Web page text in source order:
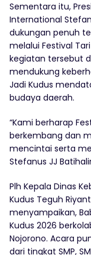
Sementara itu,
International
dukungan penuh
melalui Festival
kegiatan tersebut
mendukung
Jadi Kudus
budaya daerah.
“Kami berharap
berkembang dan
mencintai serta
Stefanus JJ
Plh Kepala Dinas
Kudus Teguh
menyampaikan,
Kudus 2026
Nojorono. Acara
dari tingkat SMP,